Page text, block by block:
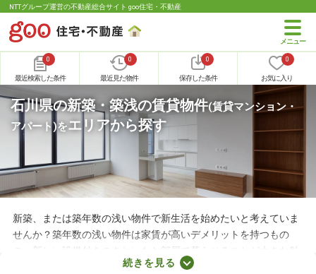
NTTグループ運営の不動産総合サイト goo住宅・不動産
0
最近検索した条件
0
最近見た物件
0
保存した条件
0
お気に入り
石川県の新築・築浅の賃貸物件(賃貸マンション・
アパート)をエリアから探す
新築、または築年数の浅い物件で新生活を始めたいと考えていま
せんか？築年数の浅い物件は家賃が高いデメリットを持つもの
の、新しい設備付きのきれいなお部屋で暮らせることが大きな魅
力。なかには家賃を抑えた物件もあるので、無理なく借りられる
続きを見る